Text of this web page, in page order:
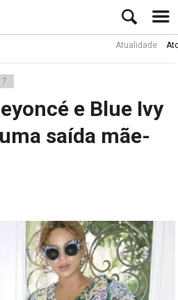
Atualidade Ator Rui
e Blue Ivy
saída mãe-